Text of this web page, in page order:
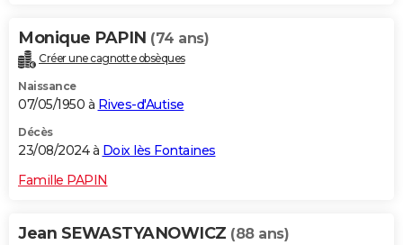
Monique PAPIN (74 ans)
Créer une cagnotte obsèques
Naissance
07/05/1950 à Rives-d'Autise
Décès
23/08/2024 à Doix lès Fontaines
Famille PAPIN
Jean SEWASTYANOWICZ (88 ans)